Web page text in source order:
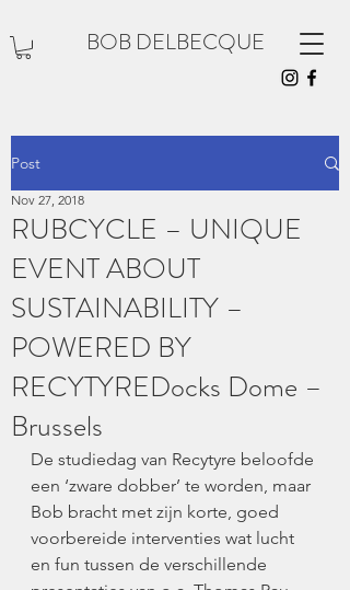
BOB DELBECQUE
Post
RUBCYCLE – UNIQUE
EVENT ABOUT
SUSTAINABILITY –
POWERED BY
RECYTYREDocks Dome –
Brussels
Nov 27, 2018
De studiedag van Recytyre beloofde
een ‘zware dobber’ te worden, maar
Bob bracht met zijn korte, goed
voorbereide interventies wat lucht
en fun tussen de verschillende